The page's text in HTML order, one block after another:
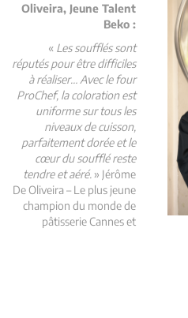
Oliveira, Jeune Talent
Beko :
« Les soufflés sont
réputés pour être difficiles
à réaliser… Avec le four
ProChef, la coloration est
uniforme sur tous les
niveaux de cuisson,
parfaitement dorée et le
cœur du soufflé reste
tendre et aéré. » Jérôme
De Oliveira – Le plus jeune
champion du monde de
pâtisserie Cannes et